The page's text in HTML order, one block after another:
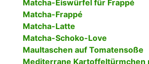
Matcha-Eiswürfel für Frappé
Matcha-Frappé
Matcha-Latte
Matcha-Schoko-Love
Maultaschen auf Tomatensoße
Mediterrane Kartoffeltürmchen